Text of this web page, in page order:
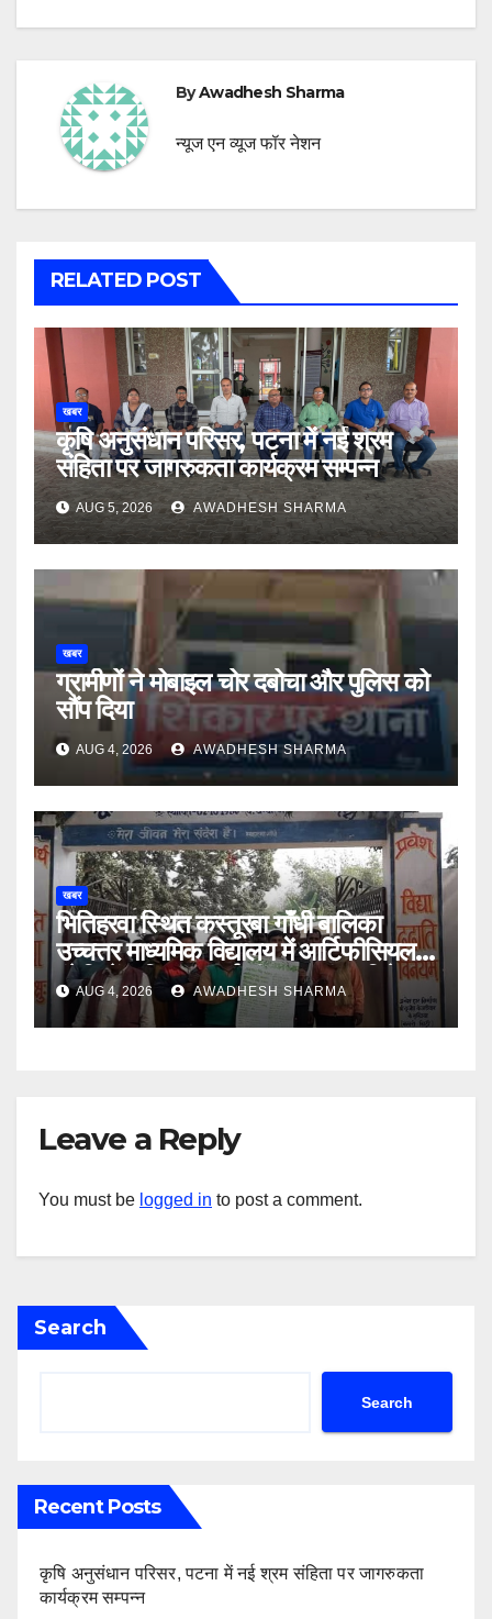
ByAwadhesh Sharma
न्यूज एन व्यूज फॉर नेशन
RELATED POST
खबर
कृषि अनुसंधान परिसर, पटना में नई श्रम
संहिता पर जागरुकता कार्यक्रम सम्पन्न
AUG 5, 2026 AWADHESH SHARMA
खबर
ग्रामीणों ने मोबाइल चोर दबोचा और पुलिस को
सौंप दिया
AUG 4, 2026 AWADHESH SHARMA
खबर
भितिहरवा स्थित कस्तूरबा गाँधी बालिका
उच्चत्तर माध्यमिक विद्यालय में आर्टिफीसियल
इंटेलिजेंस शिक्षण कार्य शीघ्र प्रारंभ : दिनेश
यादव
AUG 4, 2026 AWADHESH SHARMA
Leave a Reply
You must be logged in to post a comment.
Search
Search
Recent Posts
कृषि अनुसंधान परिसर, पटना में नई श्रम संहिता पर जागरुकता
कार्यक्रम सम्पन्न